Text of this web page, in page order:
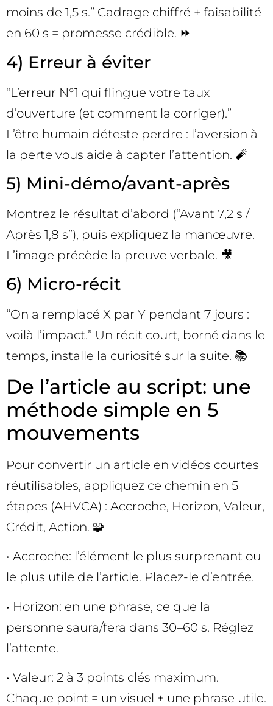
moins de 1,5 s.” Cadrage chiffré + faisabilité
en 60 s = promesse crédible. ⏩
4) Erreur à éviter
“L’erreur N°1 qui flingue votre taux
d’ouverture (et comment la corriger).”
L’être humain déteste perdre : l’aversion à
la perte vous aide à capter l’attention. 🧨
5) Mini-démo/avant-après
Montrez le résultat d’abord (“Avant 7,2 s /
Après 1,8 s”), puis expliquez la manœuvre.
L’image précède la preuve verbale. 🎥
6) Micro-récit
“On a remplacé X par Y pendant 7 jours :
voilà l’impact.” Un récit court, borné dans le
temps, installe la curiosité sur la suite. 📚
De l’article au script: une
méthode simple en 5
mouvements
Pour convertir un article en vidéos courtes
réutilisables, appliquez ce chemin en 5
étapes (AHVCA) : Accroche, Horizon, Valeur,
Crédit, Action. 🧩
• Accroche: l’élément le plus surprenant ou
le plus utile de l’article. Placez-le d’entrée.
• Horizon: en une phrase, ce que la
personne saura/fera dans 30–60 s. Réglez
l’attente.
• Valeur: 2 à 3 points clés maximum.
Chaque point = un visuel + une phrase utile.